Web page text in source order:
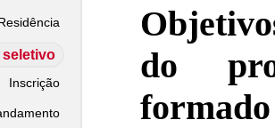
seletivo
Inscrição
do
formado